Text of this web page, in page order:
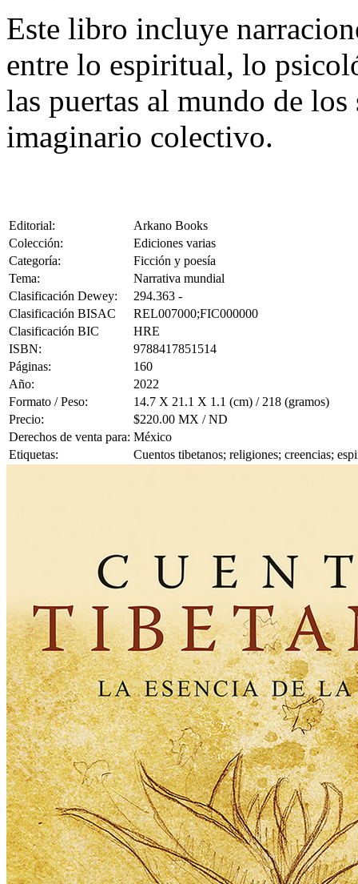
Este libro incluye
entre lo espiritual, lo
las puertas al mundo de
imaginario colectivo.
Editorial:
Arkano Books
Colección:
Ediciones varias
Categoría:
Ficción y poesía
Tema:
Narrativa mundial
Clasificación Dewey:
294.363 -
Clasificación BISAC
REL007000;FIC000000
Clasificación BIC
HRE
ISBN:
9788417851514
Páginas:
160
Año:
2022
Formato / Peso:
14.7 X 21.1 X 1.1 (cm) / 218 (gramos)
Precio:
$220.00 MX / ND
Derechos de venta para: México
Etiquetas:
Cuentos tibetanos; religiones; creencias;